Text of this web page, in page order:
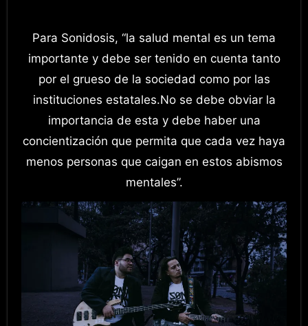
Para Sonidosis, “la salud mental es un tema
importante y debe ser tenido en cuenta tanto
por el grueso de la sociedad como por las
instituciones estatales.No se debe obviar la
importancia de esta y debe haber una
concientización que permita que cada vez haya
menos personas que caigan en estos abismos
mentales”.